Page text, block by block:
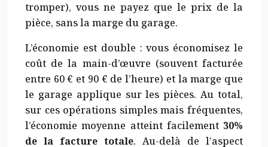
tromper), vous ne payez que le prix de la
pièce, sans la marge du garage.
L’économie est double : vous économisez le
coût de la main-d’œuvre (souvent facturée
entre 60 € et 90 € de l’heure) et la marge que
le garage applique sur les pièces. Au total,
sur ces opérations simples mais fréquentes,
l’économie moyenne atteint facilement 30%
de la facture totale. Au-delà de l’aspect